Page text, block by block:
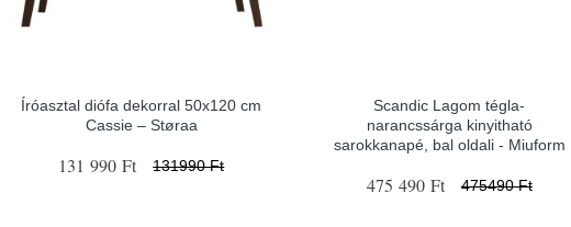
Íróasztal diófa dekorral 50x120 cm
Cassie – Støraa
131 990 Ft 131990 Ft
Scandic Lagom tégla-
narancssárga kinyitható
sarokkanapé, bal oldali - Miuform
475 490 Ft 475490 Ft